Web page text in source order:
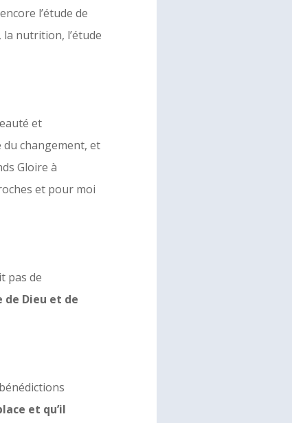
l’étude de
la nutrition, l’étude
et
du changement, et
Gloire à
et pour moi
pas de
de Dieu et de
et qu’il